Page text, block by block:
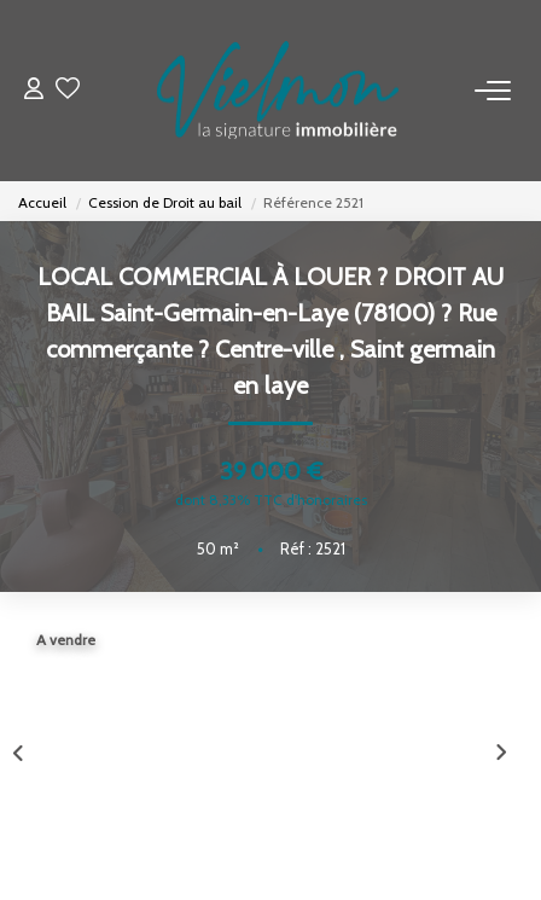
NOS BIENS
Acheter
Louer
Biens Vendus
ESTIMER
FAIRE GÉRER
INVESTISSEURS
ENTREPRISES
Accueil Cession de Droit au bail Référence 2521
LOCAL COMMERCIAL À LOUER ? DROIT AU
BAIL Saint-Germain-en-Laye (78100) ? Rue
commerçante ? Centre-ville , Saint germain
en laye
39 000 €
dont 8,33% TTC d'honoraires
50 m² • Réf : 2521
A vendre